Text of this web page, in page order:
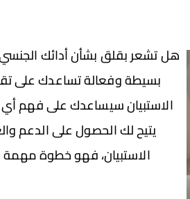
بسيطة وفعالة تساعدك على
الاستبيان سيساعدك على فهم أي
يتيح لك الحصول على الدعم
الاستبيان، فهو خطوة